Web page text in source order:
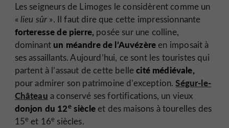
Les seigneurs de Limoges le considèrent comme un
« lieu sûr ». Il faut dire que cette impressionnante
forteresse de pierre, posée sur une colline,
dominant un méandre de l’Auvézèreen imposait à
ses assaillants. Aujourd’hui, ce sont les touristes qui
partent à l’assaut de cette bellecité médiévale,
pour admirer son patrimoine d’exception.Ségur-le-
Château a conservé ses fortifications, un vieux
donjon du 12esiècleet des maisons à tourelles des
15e et 16e siècles.